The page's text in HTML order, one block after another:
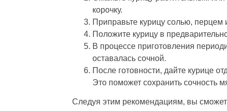
корочку.
Приправьте курицу солью,
Положите курицу в
В процессе приготовления
оставалась сочной.
После готовности, дайте курице
Это поможет сохранить сочность
Следуя этим рекомендациям, вы